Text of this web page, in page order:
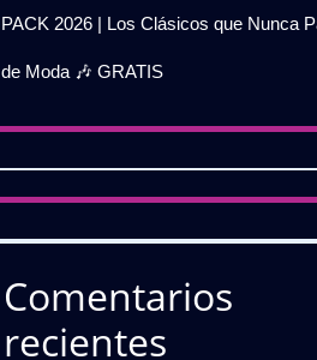
PACK 2026 | Los Clásicos que Nunca
de Moda 🎶 GRATIS
Comentarios
recientes